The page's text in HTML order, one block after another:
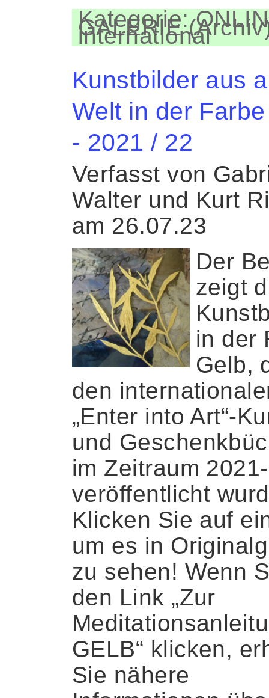
Kategorie:
GALERIE
international
Kunstbilder aus
Welt in der
- 2021 / 22
Verfasst von
Walter und Kurt
am 26.07.23
Der
zeigt
in der
Gelb,
den
„Enter into Art“-
und
im Zeitraum
veröffentlicht
Klicken Sie auf
um es in
zu sehen! Wenn
den Link „Zur
GELB“ klicken,
Sie nähere